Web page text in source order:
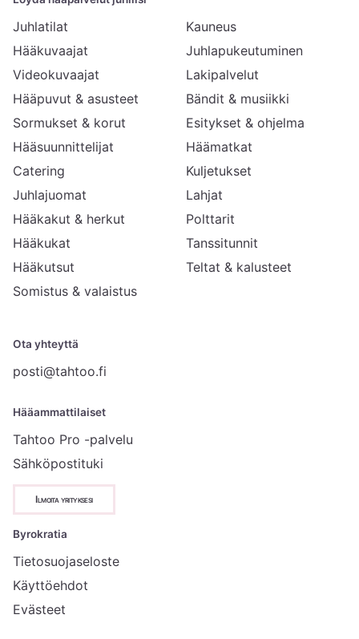
Ota yhteyttä
posti@tahtoo.fi
Hääammattilaiset
Tahtoo Pro -palvelu
Sähköpostituki
Ilmoita yrityksesi
Byrokratia
Tietosuojaseloste
Käyttöehdot
Evästeet
Juhlatilat
Hääkuvaajat
Videokuvaajat
Hääpuvut & asusteet
Sormukset & korut
Hääsuunnittelijat
Catering
Juhlajuomat
Hääkakut & herkut
Hääkukat
Hääkutsut
Somistus & valaistus
Kauneus
Juhlapukeutuminen
Lakipalvelut
Bändit & musiikki
Esitykset & ohjelma
Häämatkat
Kuljetukset
Lahjat
Polttarit
Tanssitunnit
Teltat & kalusteet